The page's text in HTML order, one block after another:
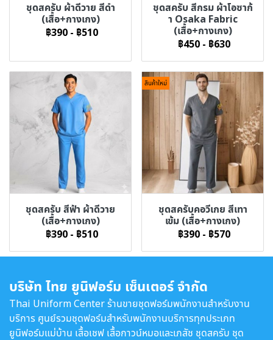
ชุดสครับ ผ้าดีวาย สีดำ
(เสื้อ+กางเกง)
฿390 - ฿510
ชุดสครับ สีกรม ผ้าโอซาก้
า Osaka Fabric
(เสื้อ+กางเกง)
฿450 - ฿630
ชุดสครับ สีฟ้า ผ้าดีวาย
(เสื้อ+กางเกง)
฿390 - ฿510
สินค้าใหม่
ชุดสครับคอวีเกย สีเทา
เข้ม (เสื้อ+กางเกง)
฿390 - ฿570
บริษัท ไทย ยูนิฟอร์ม เซ็นเตอร์ จำกัด
Thai Uniform Center ร้านขายชุดฟอร์มพนักงานสำหรับงาน
บริการ ศูนย์รวมชุดฟอร์มสำหรับพนักงานบริการทุกประเภท
ยูนิฟอร์มแม่บ้าน เสื้อเชฟ เสื้อกาวน์หมอและเภสัช ชุดสครับ ชุด